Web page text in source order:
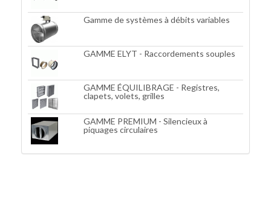
Gamme de systèmes à débits variables
GAMME ELYT - Raccordements souples
GAMME ÉQUILIBRAGE - Registres,
clapets, volets, grilles
GAMME PREMIUM - Silencieux à
piquages circulaires